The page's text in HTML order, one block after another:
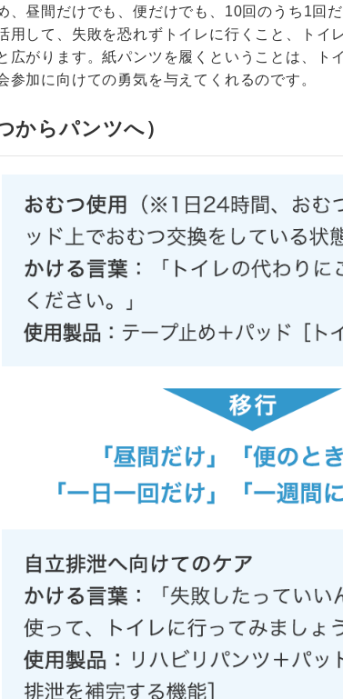
、昼間だけでも、便だけでも、10回のうち1回
用して、失敗を恐れずトイレに行くこと、トイ
広がります。紙パンツを履くということは、ト
加に向けての勇気を与えてくれるのです。
からパンツへ）